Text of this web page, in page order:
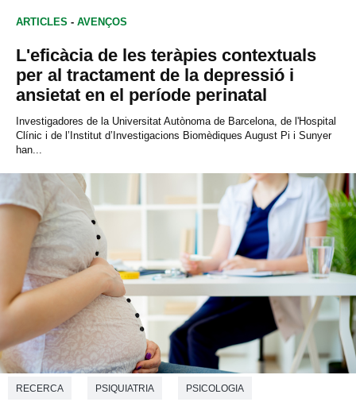
ARTICLES - AVENÇOS
L'eficàcia de les teràpies contextuals
per al tractament de la depressió i
ansietat en el període perinatal
Investigadores de la Universitat Autònoma de Barcelona, de l'Hospital
Clínic i de l’Institut d’Investigacions Biomèdiques August Pi i Sunyer
han...
RECERCA PSIQUIATRIA PSICOLOGIA